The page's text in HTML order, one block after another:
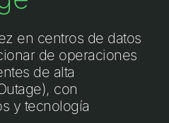
en centros de datos
de operaciones
de alta
con
y tecnología